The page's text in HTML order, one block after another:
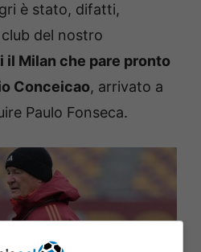
è stato, difatti,
del nostro
il Milan che pare pronto
Conceicao, arrivato a
Paulo Fonseca.